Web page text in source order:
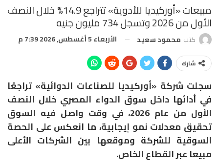
مبيعات «أوركيديا للأدوية» تتراجع 14.9% خلال النصف
الأول من 2026 وتسجل 734 مليون جنيه
كتب محمود سعيد الأربعاء 5 أغسطس, 2026 7:39 م
شارك
سجلت شركة «أوركيديا للصناعات الدوائية» تراجعًا
في أدائها داخل سوق الدواء المصري خلال النصف
الأول من عام 2026، في وقت واصل فيه السوق
تحقيق معدلات نمو إيجابية، ما انعكس على الحصة
السوقية للشركة وموقعها بين الشركات الأعلى
مبيعًا عبر القطاع الخاص.